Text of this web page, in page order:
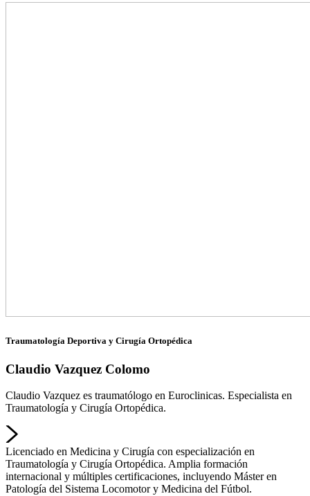
Traumatología Deportiva y Cirugía Ortopédica
Claudio Vazquez Colomo
Claudio Vazquez es traumatólogo en Euroclinicas. Especialista en
Traumatología y Cirugía Ortopédica.
Licenciado en Medicina y Cirugía con especialización en
Traumatología y Cirugía Ortopédica. Amplia formación
internacional y múltiples certificaciones, incluyendo Máster en
Patología del Sistema Locomotor y Medicina del Fútbol.